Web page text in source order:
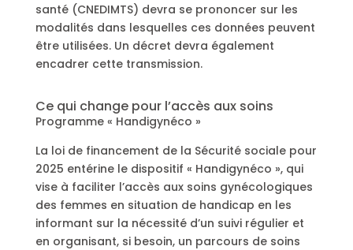
santé (CNEDIMTS) devra se prononcer sur les
modalités dans lesquelles ces données peuvent
être utilisées. Un décret devra également
encadrer cette transmission.
Ce qui change pour l’accès aux soins
Programme « Handigynéco »
La loi de financement de la Sécurité sociale pour
2025 entérine le dispositif « Handigynéco », qui
vise à faciliter l’accès aux soins gynécologiques
des femmes en situation de handicap en les
informant sur la nécessité d’un suivi régulier et
en organisant, si besoin, un parcours de soins